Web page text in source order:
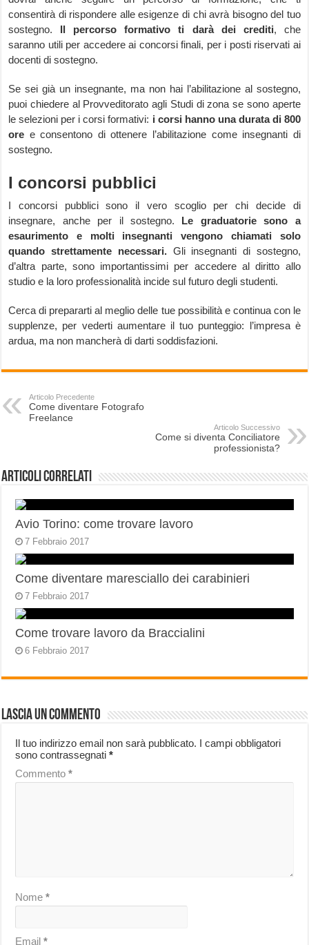
consentirà di rispondere alle esigenze di chi avrà bisogno del tuo
sostegno. Il percorso formativo ti darà dei crediti, che
saranno utili per accedere ai concorsi finali, per i posti riservati ai
docenti di sostegno.
Se sei già un insegnante, ma non hai l’abilitazione al sostegno,
puoi chiedere al Provveditorato agli Studi di zona se sono aperte
le selezioni per i corsi formativi: i corsi hanno una durata di 800
ore e consentono di ottenere l’abilitazione come insegnanti di
sostegno.
I concorsi pubblici
I concorsi pubblici sono il vero scoglio per chi decide di
insegnare, anche per il sostegno. Le graduatorie sono a
esaurimento e molti insegnanti vengono chiamati solo
quando strettamente necessari.Gli insegnanti di sostegno,
d’altra parte, sono importantissimi per accedere al diritto allo
studio e la loro professionalità incide sul futuro degli studenti.
Cerca di prepararti al meglio delle tue possibilità e continua con le
supplenze, per vederti aumentare il tuo punteggio: l’impresa è
ardua, ma non mancherà di darti soddisfazioni.
Articolo Precedente
Come diventare Fotografo
Freelance
Articolo Successivo
Come si diventa Conciliatore
professionista?
Articoli correlati
Avio Torino: come trovare lavoro
7 Febbraio 2017
Come diventare maresciallo dei carabinieri
7 Febbraio 2017
Come trovare lavoro da Braccialini
6 Febbraio 2017
Lascia un commento
Il tuo indirizzo email non sarà pubblicato. I campi obbligatori
sono contrassegnati*
Commento*
Nome*
Email*